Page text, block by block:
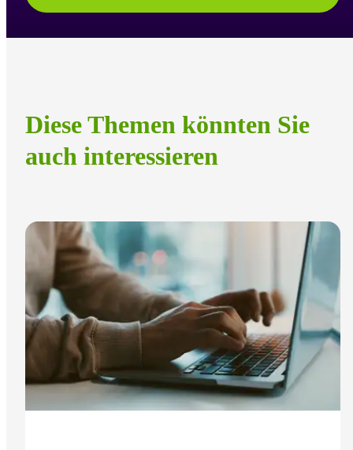
Diese Themen könnten Sie
auch interessieren